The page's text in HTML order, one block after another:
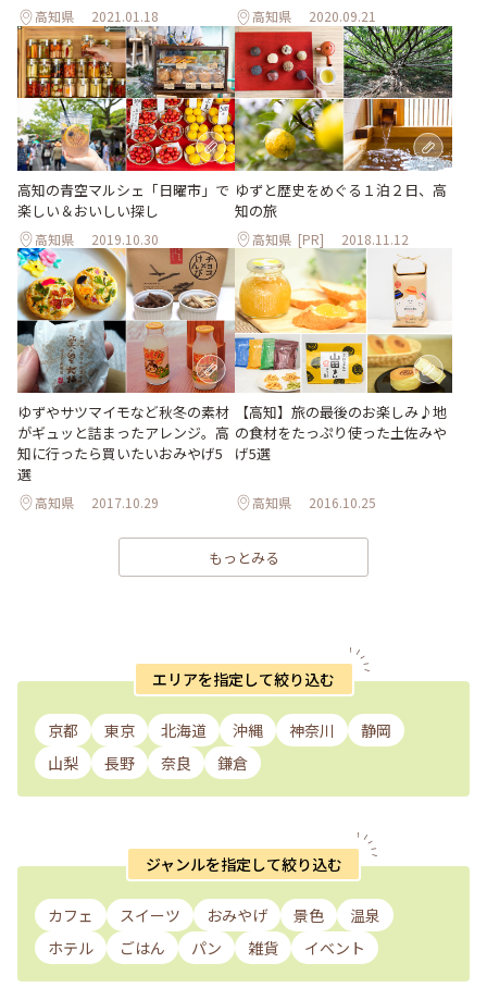
高知県 2021.01.18 高知県 2020.09.21
高知の青空マルシェ「日曜市」で
楽しい＆おいしい探し
高知県 2019.10.30
ゆずと歴史をめぐる１泊２日、高
知の旅
高知県 [PR] 2018.11.12
ゆずやサツマイモなど秋冬の素材
がギュッと詰まったアレンジ。高
知に行ったら買いたいおみやげ5
選
高知県 2017.10.29
【高知】旅の最後のお楽しみ♪地
の食材をたっぷり使った土佐みや
げ5選
高知県 2016.10.25
もっとみる
エリアを指定して絞り込む
京都 東京 北海道 沖縄 神奈川
静岡
山梨
長野 奈良 鎌倉
ジャンルを指定して絞り込む
カフェ スイーツ おみやげ 景色
温泉
ホテル
ごはん パン 雑貨 イベント